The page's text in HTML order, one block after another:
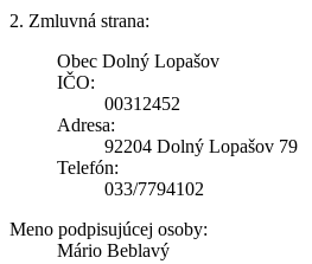
2. Zmluvná strana:
Obec Dolný Lopašov
IČO:
00312452
Adresa:
92204 Dolný Lopašov 79
Telefón:
033/7794102
Meno podpisujúcej osoby:
Mário Beblavý